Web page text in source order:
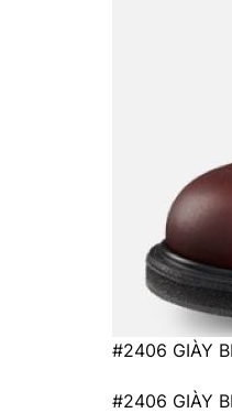
#2406 GIÀY
#2406 GIÀY